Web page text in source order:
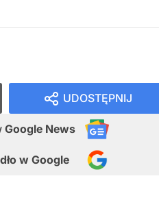
UDOSTĘPNIJ
Google News
w Google